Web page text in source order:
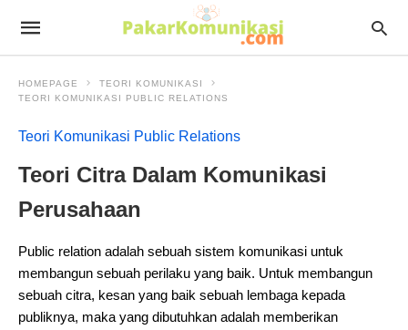
HOMEPAGE
TEORI KOMUNIKASI
TEORI KOMUNIKASI PUBLIC RELATIONS
Teori Komunikasi Public Relations
Teori Citra Dalam Komunikasi
Perusahaan
Public relation adalah sebuah sistem komunikasi untuk
membangun sebuah perilaku yang baik. Untuk membangun
sebuah citra, kesan yang baik sebuah lembaga kepada
publiknya, maka yang dibutuhkan adalah memberikan